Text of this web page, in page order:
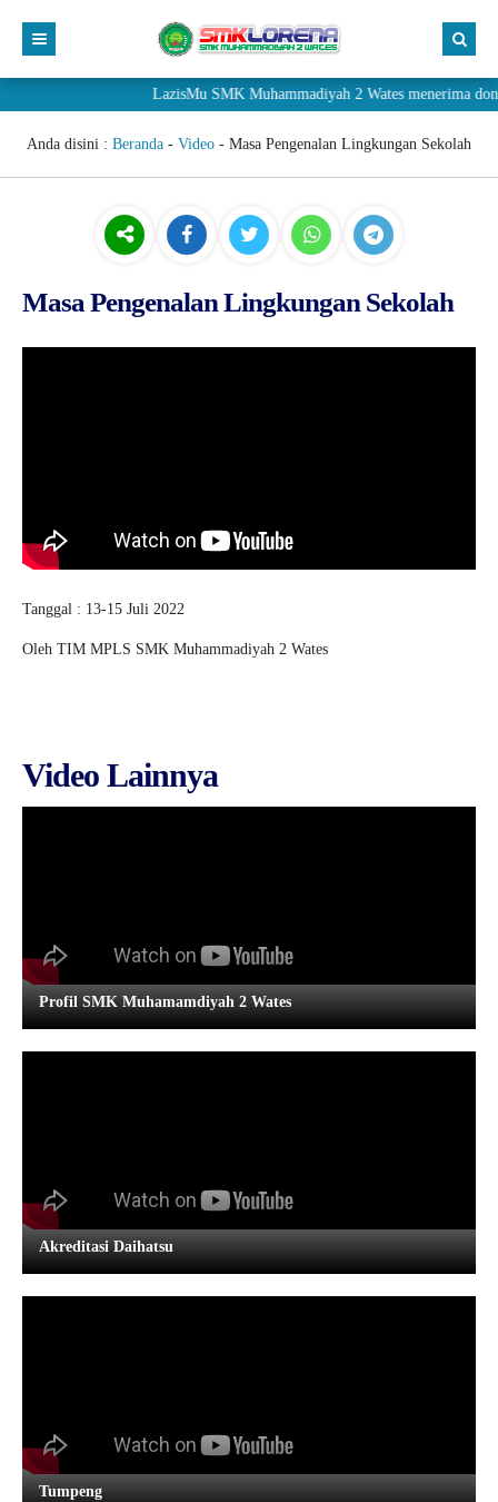
LazisMu SMK Muhammadiyah 2 Wates menerima
Anda disini : Beranda - Video - Masa Pengenalan Lingkungan Sekolah
Masa Pengenalan Lingkungan Sekolah
Tanggal : 13-15 Juli 2022
Oleh TIM MPLS SMK Muhammadiyah 2 Wates
Video Lainnya
Profil SMK Muhamamdiyah 2 Wates
Akreditasi Daihatsu
Tumpeng